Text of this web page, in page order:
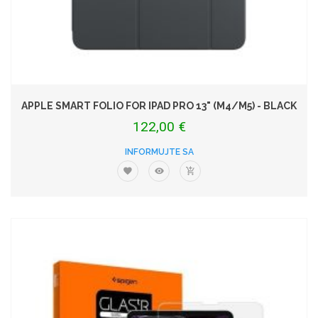
APPLE SMART FOLIO FOR IPAD PRO 13" (M4/M5) - BLACK
122,00 €
INFORMUJTE SA